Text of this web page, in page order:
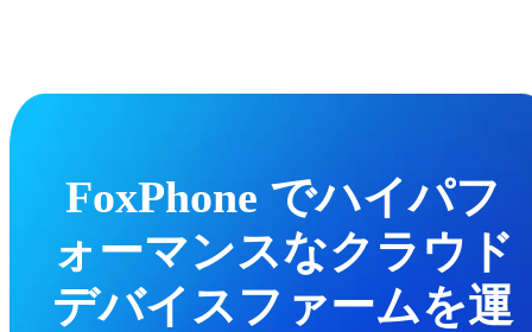
FoxPhone でハイパフ
ォーマンスなクラウド
デバイスファームを運